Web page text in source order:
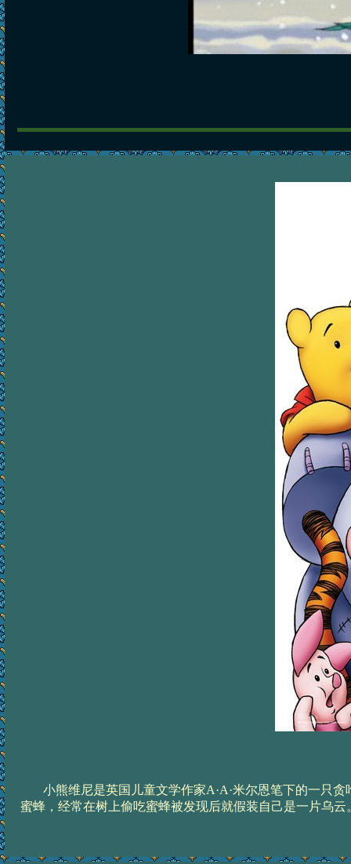
小熊维尼是英国儿童文学作家A·A·米尔恩笔下的一只贪
蜜蜂，经常在树上偷吃蜜蜂被发现后就假装自己是一片乌